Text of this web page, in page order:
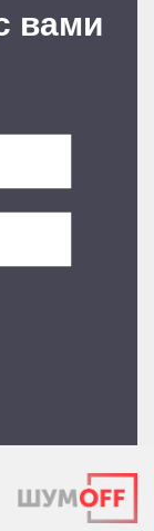
вами